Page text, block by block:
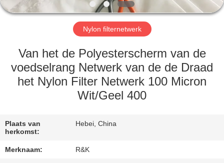
FABRIEKSREIS
KWALITEITSCONTROLE
CONTACTEER
NIEUWS
Nylon filternetwerk
Van het de Polyesterscherm van de
voedselrang Netwerk van de de Draad
het Nylon Filter Netwerk 100 Micron
Wit/Geel 400
Plaats van
herkomst:
Hebei, China
Merknaam: R&K